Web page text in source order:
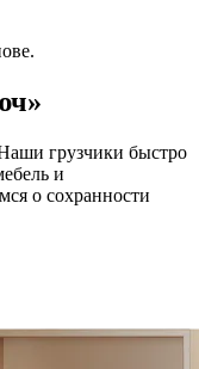
грузчики быстро
и
о сохранности